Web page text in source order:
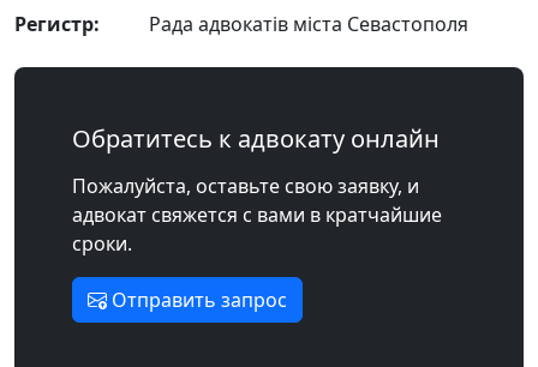
Регистр:
Рада адвокатів міста Севастополя
Обратитесь к адвокату онлайн
Пожалуйста, оставьте свою заявку, и
адвокат свяжется с вами в кратчайшие
сроки.
Отправить запрос